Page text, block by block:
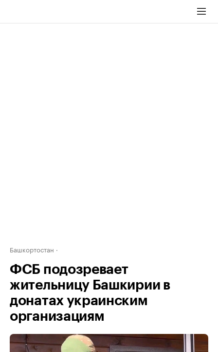
Башкортостан
ФСБ подозревает
жительницу Башкирии в
донатах украинским
организациям